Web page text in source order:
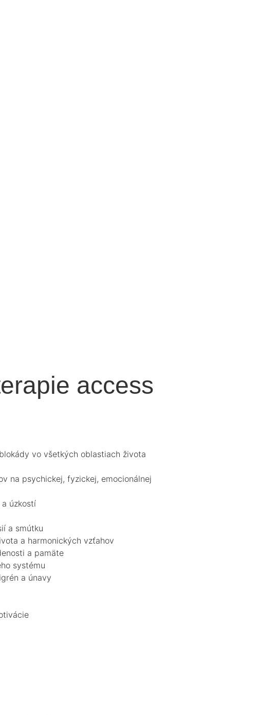
access
vo všetkých oblastiach života
na psychickej, fyzickej, emocionálnej
úzkostí
a smútku
a harmonických vzťahov
a pamäte
systému
a únavy